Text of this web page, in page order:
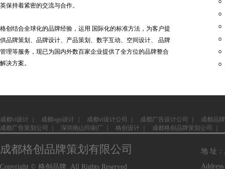
英保持着紧密的交流与合作。
格创结合全球化的品牌经验，运用 国际化的标准方法，为客户提
供品牌策划、品牌设计、产品策划、数字互动、空间设计、 品牌
管理等服务，现已为国内外数百家企业提供了全方位的品牌整合
解决方案。
成都vi设计 成都ogo设计 成都vi设计公司 成都广告设计公司
成都品
成都广告策划公司
深圳南山印刷厂 格创设计 成都格创品牌策划公司
成都格创品牌策划有限公司
Copyright © 格创品牌. All Rights Reserved
地 址